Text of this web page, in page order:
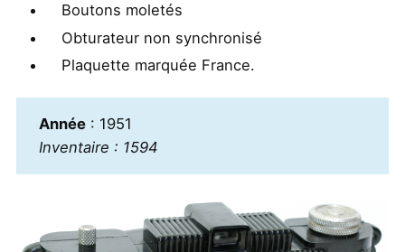
Boutons moletés
Obturateur non synchronisé
Plaquette marquée France.
Année: 1951
Inventaire : 1594